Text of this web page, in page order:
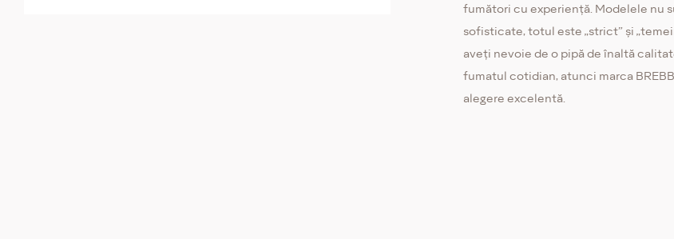
fumători cu experiență. Modelele nu
sofisticate, totul este „strict” și
aveți nevoie de o pipă de înaltă
fumatul cotidian, atunci marca
alegere excelentă.